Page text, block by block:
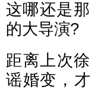
这哪还是
的大导演?
距离上次
谣婚变，